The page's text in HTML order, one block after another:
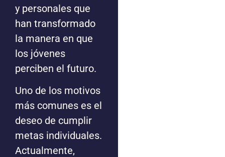
y personales que
han transformado
la manera en que
los jóvenes
perciben el futuro.
Uno de los motivos
más comunes es el
deseo de cumplir
metas individuales.
Actualmente,